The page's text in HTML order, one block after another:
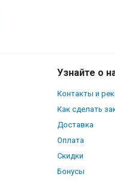
мм.
Узнайте о
Контакты и
Как сделать
Доставка
Оплата
Скидки
Бонусы